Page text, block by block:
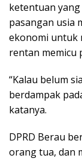
ketentuan
pasangan usia
ekonomi untuk
rentan memicu
“Kalau belum
berdampak
katanya.
DPRD Berau
orang tua, dan